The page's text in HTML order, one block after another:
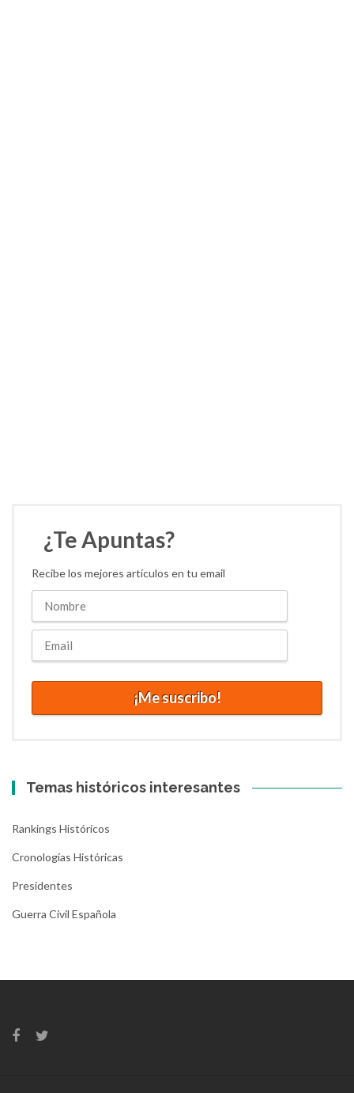
¿Te Apuntas?
Recibe los mejores artículos en tu email
Temas históricos interesantes
Rankings Históricos
Cronologías Históricas
Presidentes
Guerra Civil Española